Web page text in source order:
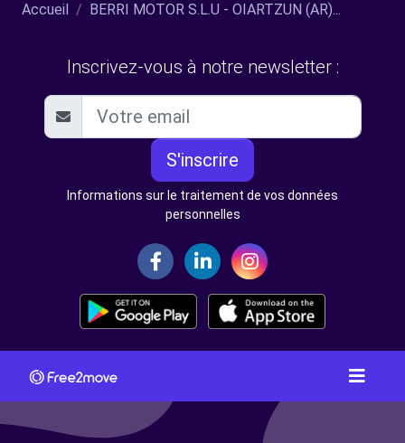
Accueil BERRI MOTOR S.L.U - OIARTZUN (AR)...
Inscrivez-vous à notre newsletter :
S'inscrire
Informations sur le traitement de vos données
personnelles